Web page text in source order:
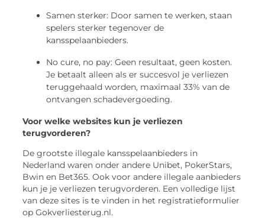
Samen sterker: Door samen te werken, staan
spelers sterker tegenover de
kansspelaanbieders.
No cure, no pay: Geen resultaat, geen kosten.
Je betaalt alleen als er succesvol je verliezen
teruggehaald worden, maximaal 33% van de
ontvangen schadevergoeding.
Voor welke websites kun je verliezen
terugvorderen?
De grootste illegale kansspelaanbieders in
Nederland waren onder andere Unibet, PokerStars,
Bwin en Bet365. Ook voor andere illegale aanbieders
kun je je verliezen terugvorderen. Een volledige lijst
van deze sites is te vinden in het registratieformulier
op Gokverliesterug.nl.